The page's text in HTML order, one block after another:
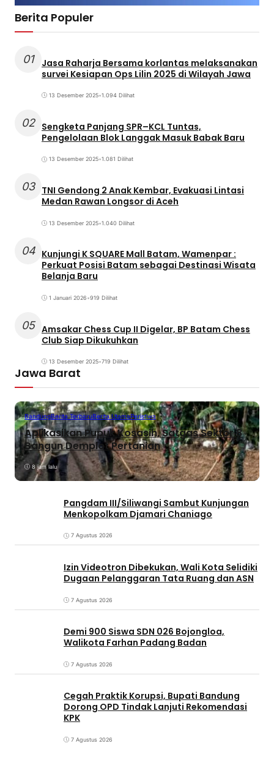
Berita Populer
01
Jasa Raharja Bersama korlantas melaksanakan
survei Kesiapan Ops Lilin 2025 di Wilayah Jawa
13 Desember 2025•1.094 Dilihat
02 Sengketa Panjang SPR–KCL Tuntas,
Pengelolaan Blok Langgak Masuk Babak Baru
13 Desember 2025•1.081 Dilihat
03 TNI Gendong 2 Anak Kembar, Evakuasi Lintasi
Medan Rawan Longsor di Aceh
13 Desember 2025•1.040 Dilihat
04 Kunjungi K SQUARE Mall Batam, Wamenpar :
Perkuat Posisi Batam sebagai Destinasi Wisata
Belanja Baru
1 Januari 2026•919 Dilihat
05 Amsakar Chess Cup II Digelar, BP Batam Chess
Club Siap Dikukuhkan
13 Desember 2025•719 Dilihat
Jawa Barat
BandungBerita TerbaruBerita UtamaPeristiwa
Aplikasikan Pupuk Kosasih, Satgas Sektor 8
Bangun Demplot Pertanian
8 jam lalu
Pangdam III/Siliwangi Sambut Kunjungan
Menkopolkam Djamari Chaniago
7 Agustus 2026
Izin Videotron Dibekukan, Wali Kota Selidiki
Dugaan Pelanggaran Tata Ruang dan ASN
7 Agustus 2026
Demi 900 Siswa SDN 026 Bojongloa,
Walikota Farhan Padang Badan
7 Agustus 2026
Cegah Praktik Korupsi, Bupati Bandung
Dorong OPD Tindak Lanjuti Rekomendasi
KPK
7 Agustus 2026